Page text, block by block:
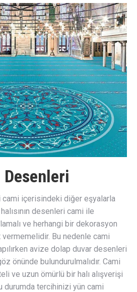
Desenleri
cami içerisindeki diğer eşyalarla
desenleri cami ile
ve herhangi bir dekorasyon
vermemelidir. Bu nedenle cami
avize dolap duvar desenleri
önünde bulundurulmalıdır. Cami
ve uzun ömürlü bir halı alışverişi
durumda tercihinizi yün cami